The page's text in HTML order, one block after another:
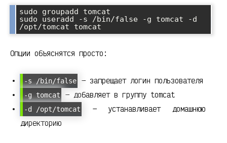
sudo groupadd tomcat
sudo useradd -s /bin/false -g tomcat -d
Опции объяснятся просто:
-s /bin/false — запрещает логин пользователя
-g tomcat — добавляет в группу tomcat
-d /opt/tomcat
— устанавливает домашнюю
директорию